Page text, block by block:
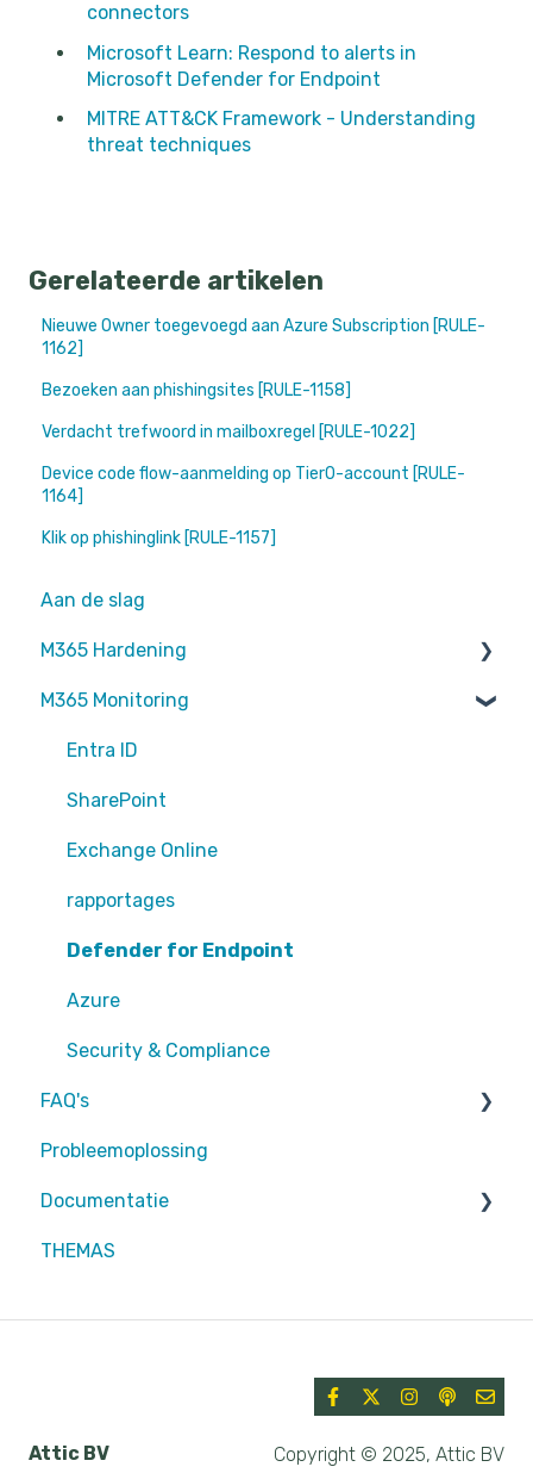
connectors
Microsoft Learn: Respond to alerts in
Microsoft Defender for Endpoint
MITRE ATT&CK Framework - Understanding
threat techniques
Gerelateerde artikelen
Nieuwe Owner toegevoegd aan Azure Subscription [RULE-
1162]
Bezoeken aan phishingsites [RULE-1158]
Verdacht trefwoord in mailboxregel [RULE-1022]
Device code flow-aanmelding op Tier0-account [RULE-
1164]
Klik op phishinglink [RULE-1157]
Aan de slag
M365 Hardening
Operational
Teams
Sharepoint
Exchange Online
EntraID - MFA
EntraID - Guests
EntraID - Conditional Access
EntraID - General
Defender XDR
Intune
M365 Monitoring
Entra ID
SharePoint
Exchange Online
rapportages
Defender for Endpoint
Azure
Security & Compliance
FAQ's
Partners
Attic MDR
Probleemoplossing
Documentatie
Partners
THEMAS
Attic BV Copyright © 2025, Attic BV